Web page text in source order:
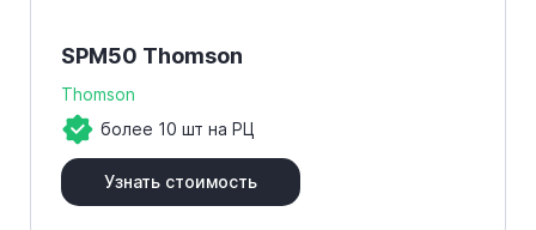
SPM50 Thomson
Thomson
более 10 шт на РЦ
Узнать стоимость